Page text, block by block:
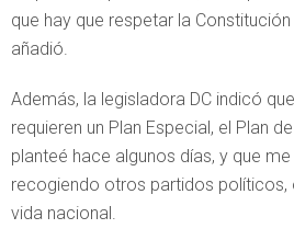
que hay que respetar la Constitución
añadió.
Además, la legisladora DC indicó
requieren un Plan Especial, el Plan
planteé hace algunos días, y que
recogiendo otros partidos políticos,
vida nacional.